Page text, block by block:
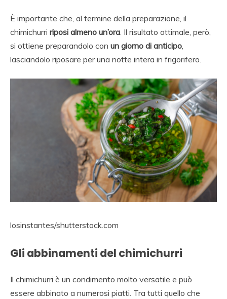
È importante che, al termine della preparazione, il
chimichurri riposi almeno un’ora . Il risultato ottimale, però,
si ottiene preparandolo con un giorno di anticipo
lasciandolo riposare per una notte intera in frigorifero.
losinstantes/shutterstock.com
Gli abbinamenti del chimichurri
Il chimichurri è un condimento molto versatile e può
essere abbinato a numerosi piatti. Tra tutti quello che